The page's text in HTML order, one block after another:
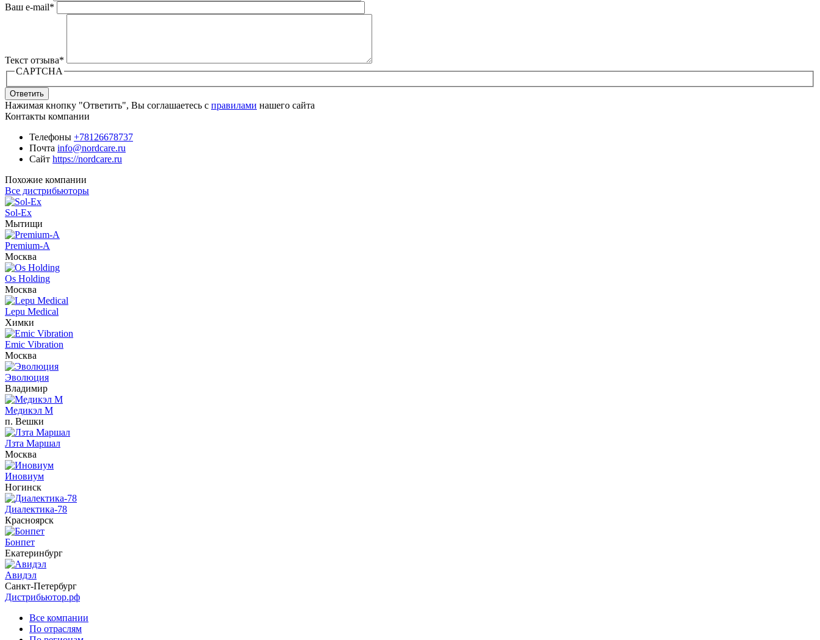
Ваш e-mail*
Текст отзыва*
CAPTCHA
Ответить
Нажимая кнопку "Ответить", Вы соглашаетесь с правилами нашего сайта
Контакты компании
Телефоны +78126678737
Почта info@nordcare.ru
Сайт https://nordcare.ru
Похожие компании
Все дистрибьюторы
Sol-Ex
Мытищи
Premium-A
Москва
Os Holding
Москва
Lepu Medical
Химки
Emic Vibration
Москва
Эволюция
Владимир
Медикэл М
п. Вешки
Лзта Маршал
Москва
Иновиум
Ногинск
Диалектика-78
Красноярск
Бонпет
Екатеринбург
Авидэл
Санкт-Петербург
Дистрибьютор.рф
Все компании
По отраслям